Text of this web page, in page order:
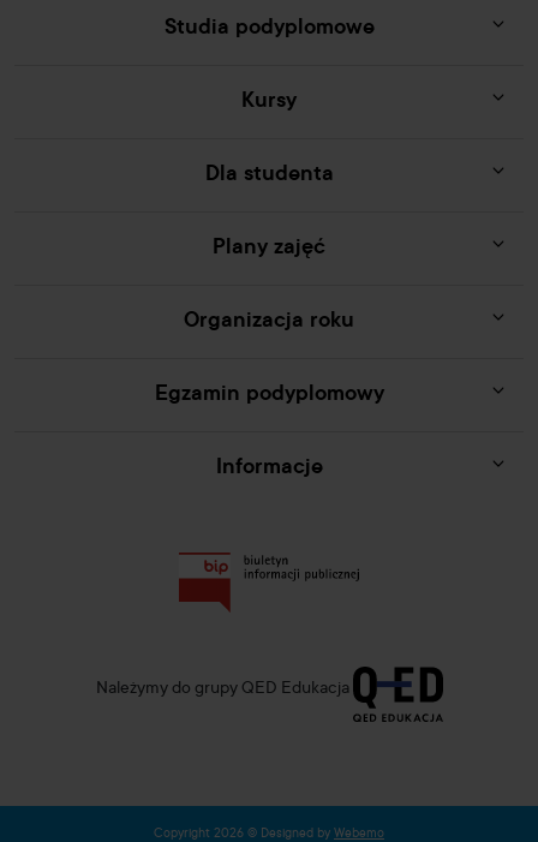
Studia podyplomowe
Kursy
Dla studenta
Plany zajęć
Organizacja roku
Egzamin podyplomowy
Informacje
Należymy do grupy QED Edukacja
Copyright 2026 © Designed by Webemo